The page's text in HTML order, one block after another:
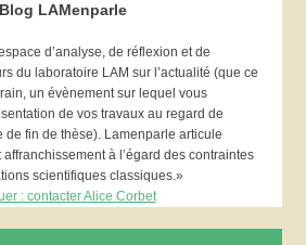
Blog LAMenparle
d’analyse, de réflexion et de
du laboratoire LAM sur l’actualité (que ce
un évènement sur lequel vous
de vos travaux au regard de
de fin de thèse). Lamenparle articule
à l’égard des contraintes
scientifiques classiques.»
: contacter Alice Corbet